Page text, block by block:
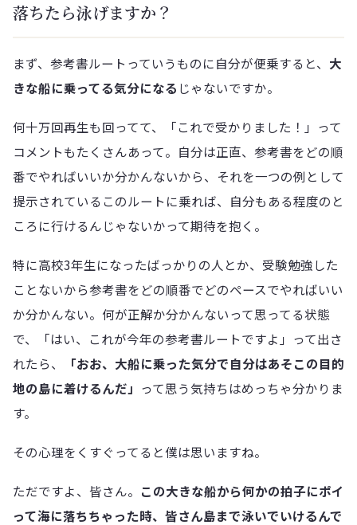
落ちたら泳げますか？
まず、参考書ルートっていうものに自分が便乗すると、 大
きな船に乗ってる気分になる じゃないですか。
何十万回再生も回ってて、「これで受かりました！」って
コメントもたくさんあって。自分は正直、参考書をどの順
番でやればいいか分かんないから、それを一つの例として
提示されているこのルートに乗れば、自分もある程度のと
ころに行けるんじゃないかって期待を抱く。
特に高校3年生になったばっかりの人とか、受験勉強した
ことないから参考書をどの順番でどのペースでやればいい
か分かんない。何が正解か分かんないって思ってる状態
で、「はい、これが今年の参考書ルートですよ」って出さ
れたら、
「おお、大船に乗った気分で自分はあそこの目的
地の島に着けるんだ」 って思う気持ちはめっちゃ分かりま
す。
その心理をくすぐってると僕は思いますね。
ただですよ、皆さん。 この大きな船から何かの拍子にポイ
って海に落ちちゃった時、皆さん島まで泳いでいけるんで